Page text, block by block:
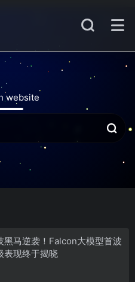
website
黑马逆袭！Falcon大模型首波
表现终于揭晓